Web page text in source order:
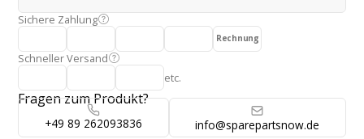
Sichere Zahlung
Rechnung
Schneller Versand
etc.
Fragen zum Produkt?
+49 89 262093836 info@sparepartsnow.de